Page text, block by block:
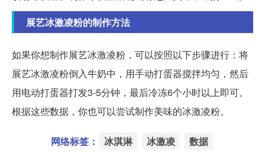
展艺冰激凌粉的制作方法
如果你想制作展艺冰激凌粉，可以按照以下步骤进行：将
展艺冰激凌粉倒入牛奶中，用手动打蛋器搅拌均匀，然后
用电动打蛋器打发3-5分钟，最后冷冻6个小时以上即可。
根据这些数据，你也可以尝试制作美味的冰激凌粉。
网络标签： 冰淇淋 冰激凌 数据